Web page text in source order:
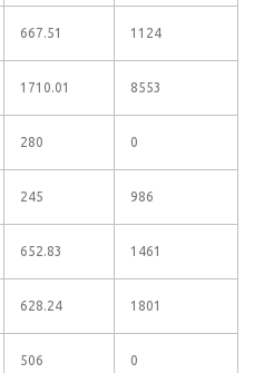
667.51 1124
1710.01 8553
280 0
245 986
652.83 1461
628.24 1801
506 0